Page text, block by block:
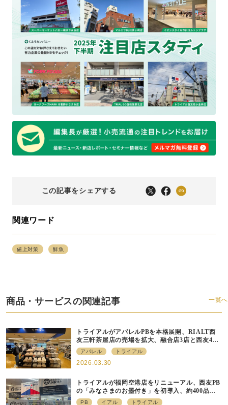
この記事をシェアする
関連ワード
値上対策 鮮魚
商品・サービスの関連記事 一覧へ
トライアルがアパレルPBを本格展開、RIALT西
友三軒茶屋店の売場を拡大、融合店3店と西友40
店にも商品導入へ
アパレル トライアル
2026.03.30
トライアルが福岡空港店をリニューアル、⻄友PB
の「みなさまのお墨付き」を初導⼊、約400品⽬
を販売
PB イアル トライアル